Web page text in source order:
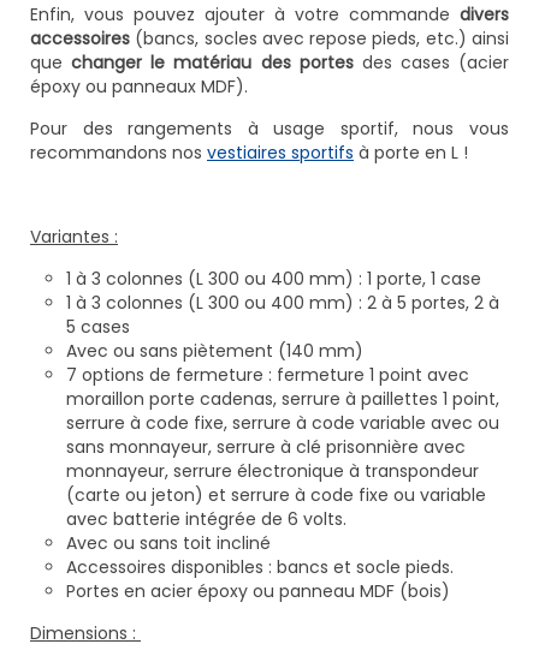
Enfin, vous pouvez ajouter à votre commande divers
accessoires (bancs, socles avec repose pieds, etc.) ainsi
quechanger le matériau des portesdes cases (acier
époxy ou panneaux MDF).
Pour des rangements à usage sportif, nous vous
recommandons nos vestiaires sportifs à porte en L !
Variantes :
1 à 3 colonnes (L 300 ou 400 mm) : 1 porte, 1 case
1 à 3 colonnes (L 300 ou 400 mm) : 2 à 5 portes, 2 à
5 cases
Avec ou sans piètement (140 mm)
7 options de fermeture : fermeture 1 point avec
moraillon porte cadenas, serrure à paillettes 1 point,
serrure à code fixe, serrure à code variable avec ou
sans monnayeur, serrure à clé prisonnière avec
monnayeur, serrure électronique à transpondeur
(carte ou jeton) et serrure à code fixe ou variable
avec batterie intégrée de 6 volts.
Avec ou sans toit incliné
Accessoires disponibles : bancs et socle pieds.
Portes en acier époxy ou panneau MDF (bois)
Dimensions :